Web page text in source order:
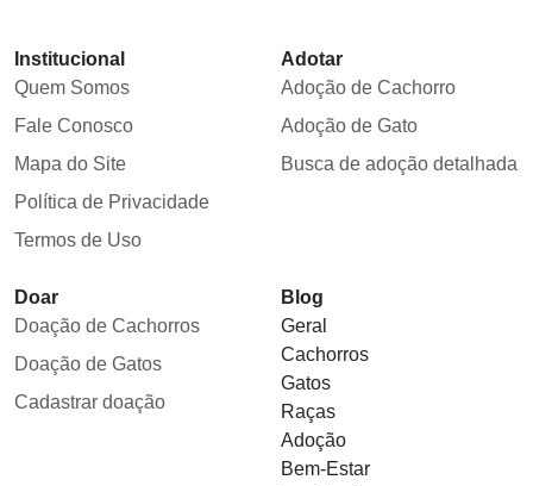
Institucional
Quem Somos
Fale Conosco
Mapa do Site
Política de Privacidade
Termos de Uso
Adotar
Adoção de Cachorro
Adoção de Gato
Busca de adoção detalhada
Doar
Doação de Cachorros
Doação de Gatos
Cadastrar doação
Blog
Geral
Cachorros
Gatos
Raças
Adoção
Bem-Estar